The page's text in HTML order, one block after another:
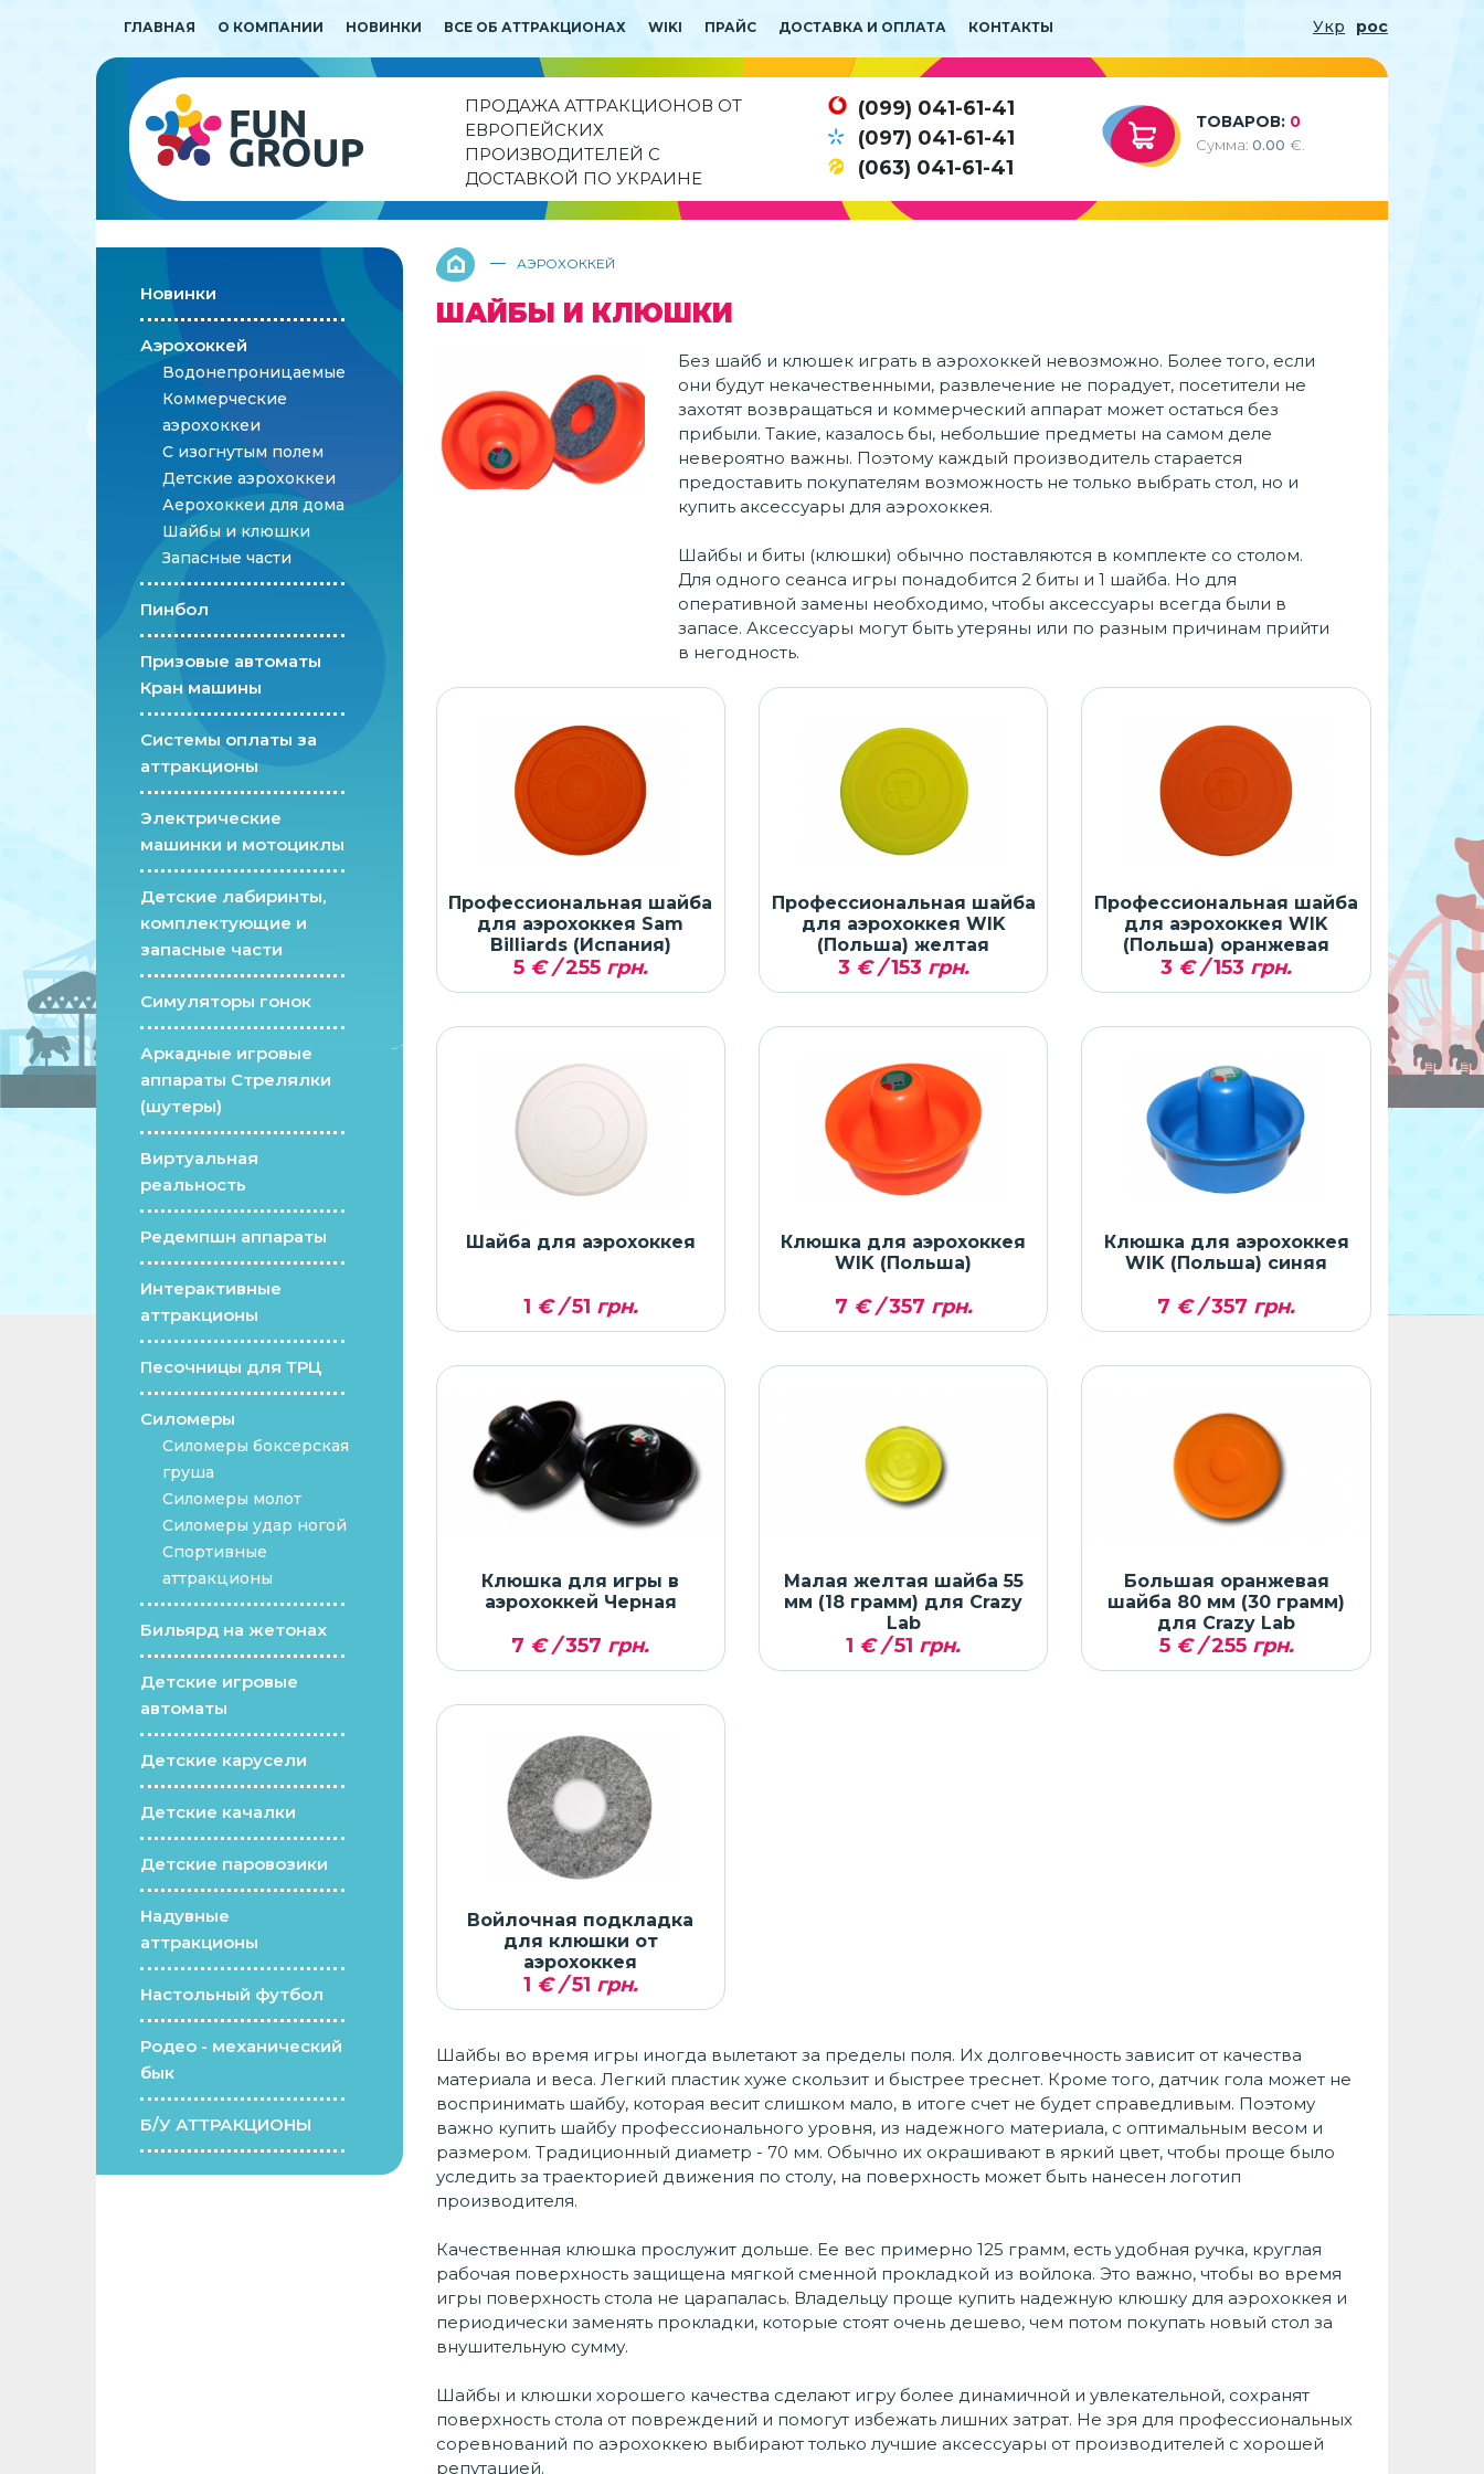
ГЛАВНАЯ О КОМПАНИИ НОВИНКИ ВСЕ ОБ АТТРАКЦИОНАХ WIKI ПРАЙС ДОСТАВКА И ОПЛАТА КОНТАКТЫ Укр рос
ПРОДАЖА АТТРАКЦИОНОВ ОТ
ЕВРОПЕЙСКИХ
ПРОИЗВОДИТЕЛЕЙ С
ДОСТАВКОЙ ПО УКРАИНЕ
(099) 041-61-41
(097) 041-61-41
(063) 041-61-41
ТОВАРОВ: 0
Сумма:0.00 €.
Новинки
Аэрохоккей
Водонепроницаемые
Коммерческие
аэрохоккеи
С изогнутым полем
Детские аэрохоккеи
Аерохоккеи для дома
Шайбы и клюшки
Запасные части
Пинбол
Призовые автоматы
Кран машины
Системы оплаты за
аттракционы
Электрические
машинки и мотоциклы
Детские лабиринты,
комплектующие и
запасные части
Симуляторы гонок
Аркадные игровые
аппараты Стрелялки
(шутеры)
Виртуальная
реальность
Редемпшн аппараты
Интерактивные
аттракционы
Песочницы для ТРЦ
Силомеры
Силомеры боксерская
груша
Силомеры молот
Силомеры удар ногой
Спортивные
аттракционы
Бильярд на жетонах
Детские игровые
автоматы
Детские карусели
Детские качалки
Детские паровозики
Надувные
аттракционы
Настольный футбол
Родео - механический
бык
Б/У АТТРАКЦИОНЫ
— АЭРОХОККЕЙ
ШАЙБЫ И КЛЮШКИ
Без шайб и клюшек играть в аэрохоккей невозможно. Более того, если
они будут некачественными, развлечение не порадует, посетители не
захотят возвращаться и коммерческий аппарат может остаться без
прибыли. Такие, казалось бы, небольшие предметы на самом деле
невероятно важны. Поэтому каждый производитель старается
предоставить покупателям возможность не только выбрать стол, но и
купить аксессуары для аэрохоккея.
Шайбы и биты (клюшки) обычно поставляются в комплекте со столом.
Для одного сеанса игры понадобится 2 биты и 1 шайба. Но для
оперативной замены необходимо, чтобы аксессуары всегда были в
запасе. Аксессуары могут быть утеряны или по разным причинам прийти
в негодность.
Профессиональная шайба
для аэрохоккея Sam
Billiards (Испания)
5€ /255грн.
Профессиональная шайба
для аэрохоккея WIK
(Польша) желтая
3 € /153 грн.
Профессиональная шайба
для аэрохоккея WIK
(Польша) оранжевая
3 € /153 грн.
Шайба для аэрохоккея
1 € /51 грн.
Клюшка для аэрохоккея
WIK (Польша)
7 € /357 грн.
Клюшка для аэрохоккея
WIK (Польша) синяя
7 € /357 грн.
Клюшка для игры в
аэрохоккей Черная
7 € /357 грн.
Малая желтая шайба 55
мм (18 грамм) для Crazy
Lab
1 € /51 грн.
Большая оранжевая
шайба 80 мм (30 грамм)
для Crazy Lab
5€ /255грн.
Войлочная подкладка
для клюшки от
аэрохоккея
1 € /51 грн.
Шайбы во время игры иногда вылетают за пределы поля. Их долговечность зависит от качества
материала и веса. Легкий пластик хуже скользит и быстрее треснет. Кроме того, датчик гола может не
воспринимать шайбу, которая весит слишком мало, в итоге счет не будет справедливым. Поэтому
важно купить шайбу профессионального уровня, из надежного материала, с оптимальным весом и
размером. Традиционный диаметр - 70 мм. Обычно их окрашивают в яркий цвет, чтобы проще было
уследить за траекторией движения по столу, на поверхность может быть нанесен логотип
производителя.
Качественная клюшка прослужит дольше. Ее вес примерно 125 грамм, есть удобная ручка, круглая
рабочая поверхность защищена мягкой сменной прокладкой из войлока. Это важно, чтобы во время
игры поверхность стола не царапалась. Владельцу проще купить надежную клюшку для аэрохоккея и
периодически заменять прокладки, которые стоят очень дешево, чем потом покупать новый стол за
внушительную сумму.
Шайбы и клюшки хорошего качества сделают игру более динамичной и увлекательной, сохранят
поверхность стола от повреждений и помогут избежать лишних затрат. Не зря для профессиональных
соревнований по аэрохоккею выбирают только лучшие аксессуары от производителей с хорошей
репутацией.